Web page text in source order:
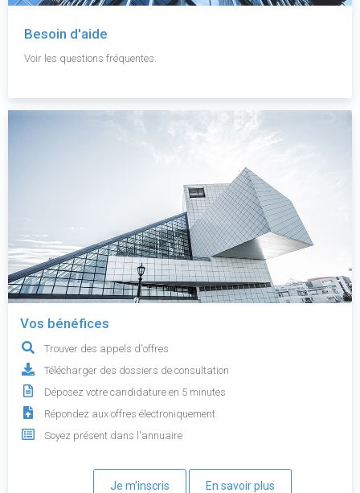
Besoin d'aide
Voir les questions fréquentes.
Vos bénéfices
Trouver des appels d'offres
Télécharger des dossiers de consultation
Déposez votre candidature en 5 minutes
Répondez aux offres électroniquement
Soyez présent dans l'annuaire
Je m'inscris En savoir plus